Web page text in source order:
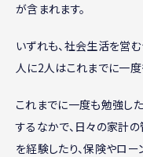
が含まれます。
いずれも、社会生活を営
人に2人はこれまでに一度
これまでに一度も勉強し
するなかで、日々の家計の
を経験したり、保険やロ